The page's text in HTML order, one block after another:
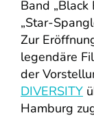
Band
„Star-
Zur
legendäre
der
DIVERSITY
Hamburg